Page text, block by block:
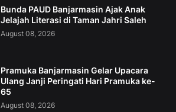
Bunda PAUD Banjarmasin Ajak Anak
Jelajah Literasi di Taman Jahri Saleh
August 08, 2026
Pramuka Banjarmasin Gelar Upacara
Ulang Janji Peringati Hari Pramuka ke-
65
August 08, 2026